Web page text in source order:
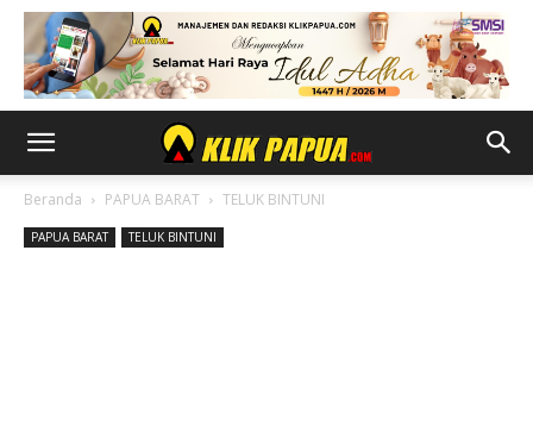
Beranda PAPUA BARAT TELUK BINTUNI
PAPUA BARAT TELUK BINTUNI